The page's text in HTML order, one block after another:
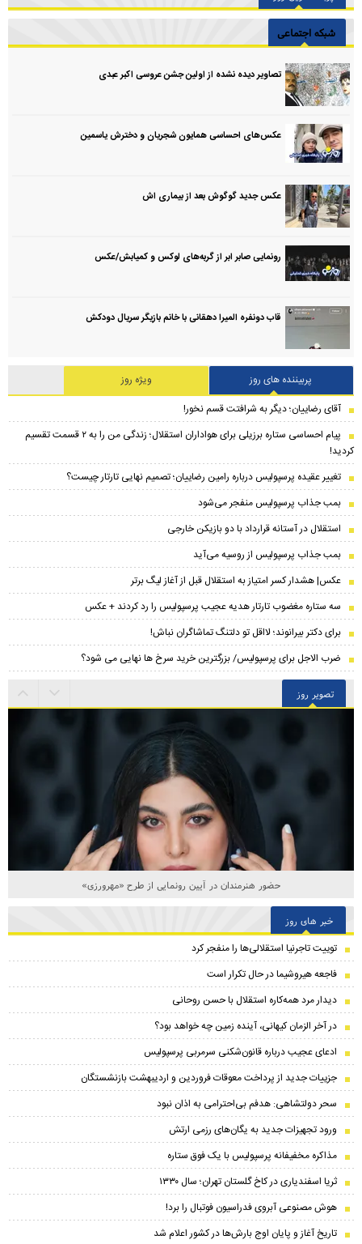
شبکه اجتماعی
تصاویر دیده نشده از اولین جشن عروسی اکبر عبدی
عکس‌های احساسی همایون شجریان و دخترش یاسمین
عکس جدید گوگوش بعد از بیماری اش
رونمایی صابر ابر از گربه‌های لوکس و کمیابش/عکس
قاب دونفره المیرا دهقانی با خانم بازیگر سریال دودکش
پربیننده های روز
ویژه روز
آقای رضاییان؛ دیگر به شرافتت قسم نخور!
پیام احساسی ستاره برزیلی برای هواداران استقلال؛ زندگی من را به ۲ قسمت تقسیم
کردید!
تغییر عقیده پرسپولیس درباره رامین رضاییان؛ تصمیم نهایی تارتار چیست؟
بمب جذاب پرسپولیس منفجر می‌شود
استقلال در آستانه قرارداد با دو بازیکن خارجی
بمب جذاب پرسپولیس از روسیه می‌آید
عکس| هشدار کسر امتیاز به استقلال قبل از آغاز لیگ برتر
سه ستاره مغضوب تارتار هدیه عجیب پرسپولیس را رد کردند + عکس
برای دکتر بیرانوند؛ لااقل تو دلتنگ تماشاگران نباش!
ضرب الاجل برای پرسپولیس/ بزرگترین خرید سرخ ها نهایی می شود؟
تصویر روز
حضور هنرمندان در آیین رونمایی از طرح «مهرورزی»
خبر های روز
توییت تاجرنیا استقلالی‌ها را منفجر کرد
فاجعه هیروشیما در حال تکرار است
دیدار مرد همه‌کاره استقلال با حسن روحانی
در آخر الزمان کیهانی، آینده زمین چه خواهد بود؟
ادعای عجیب درباره قانون‌شکنی سرمربی پرسپولیس
جزییات جدید از پرداخت معوقات فروردین و اردیبهشت بازنشستگان
سحر دولتشاهی: هدفم بی‌احترامی به اذان نبود
ورود تجهیزات جدید به یگان‌های رزمی ارتش
مذاکره مخفیفانه پرسپولیس با یک فوق ستاره
ثریا اسفندیاری در کاخ گلستان تهران؛ سال ۱۳۳۰
هوش مصنوعی آبروی فدراسیون فوتبال را برد!
تاریخ آغاز و پایان اوج بارش‌ها در کشور اعلام شد